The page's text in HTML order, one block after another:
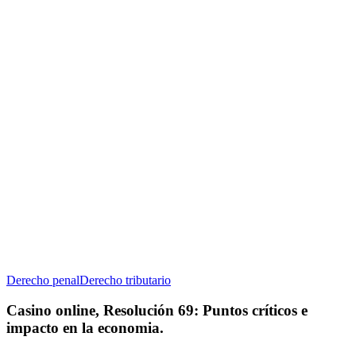
Derecho penalDerecho tributarioCasino
Resolución
Casino online, Resolución 69: Puntos críticos e
impacto en la economia.